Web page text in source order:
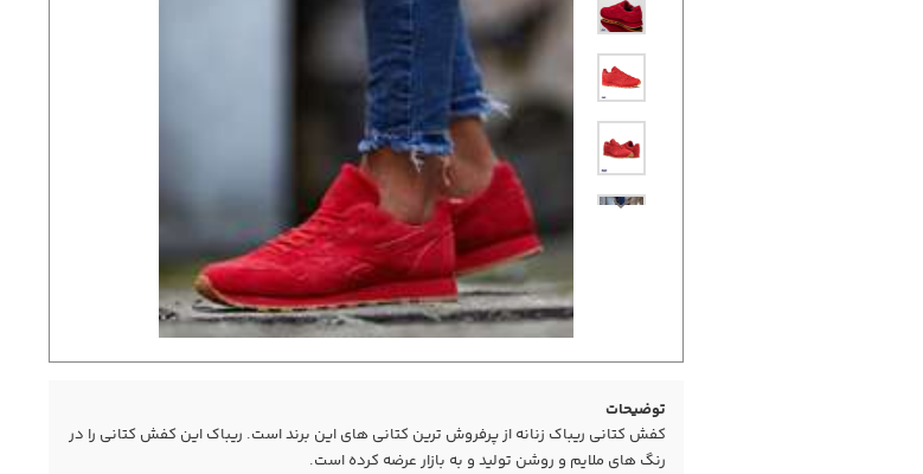
توضیحات
کفش کتانی ریباک زنانه از پرفروش ترین کتانی های این برند است. ریباک این کفش کتانی را در
رنگ های ملایم و روشن تولید و به بازار عرضه کرده است.